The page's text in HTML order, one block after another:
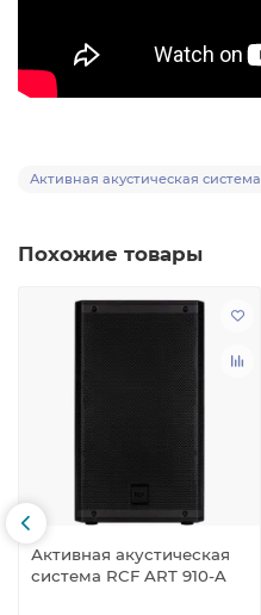
Активная акустическая система
Похожие товары
Активная акустическая
система RCF ART 910-A